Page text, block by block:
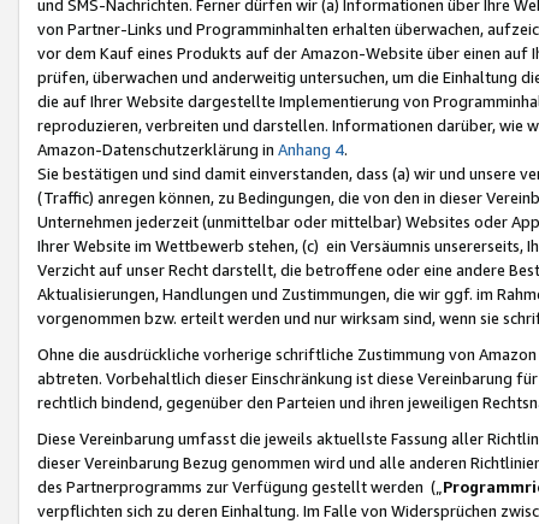
und SMS-Nachrichten. Ferner dürfen wir (a) Informationen über Ihre
von Partner-Links und Programminhalten erhalten überwachen,
vor dem Kauf eines Produkts auf der Amazon-Website über einen
prüfen, überwachen und anderweitig untersuchen, um die Einhaltung
die auf Ihrer Website dargestellte Implementierung von
reproduzieren, verbreiten und darstellen. Informationen darüber, wie
Amazon-Datenschutzerklärung in Anhang 4.
Sie bestätigen und sind damit einverstanden, dass (a) wir und
(Traffic) anregen können, zu Bedingungen, die von den in dieser
Unternehmen jederzeit (unmittelbar oder mittelbar) Websites oder
Ihrer Website im Wettbewerb stehen, (c) ein Versäumnis unsererseits,
Verzicht auf unser Recht darstellt, die betroffene oder eine andere
Aktualisierungen, Handlungen und Zustimmungen, die wir ggf. im
vorgenommen bzw. erteilt werden und nur wirksam sind, wenn sie
Ohne die ausdrückliche vorherige schriftliche Zustimmung von
abtreten. Vorbehaltlich dieser Einschränkung ist diese Vereinbarung
rechtlich bindend, gegenüber den Parteien und ihren jeweiligen
Diese Vereinbarung umfasst die jeweils aktuellste Fassung aller
dieser Vereinbarung Bezug genommen wird und alle anderen
des Partnerprogramms zur Verfügung gestellt werden („
verpflichten sich zu deren Einhaltung. Im Falle von Widersprüchen